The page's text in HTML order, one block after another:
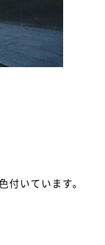
いています。